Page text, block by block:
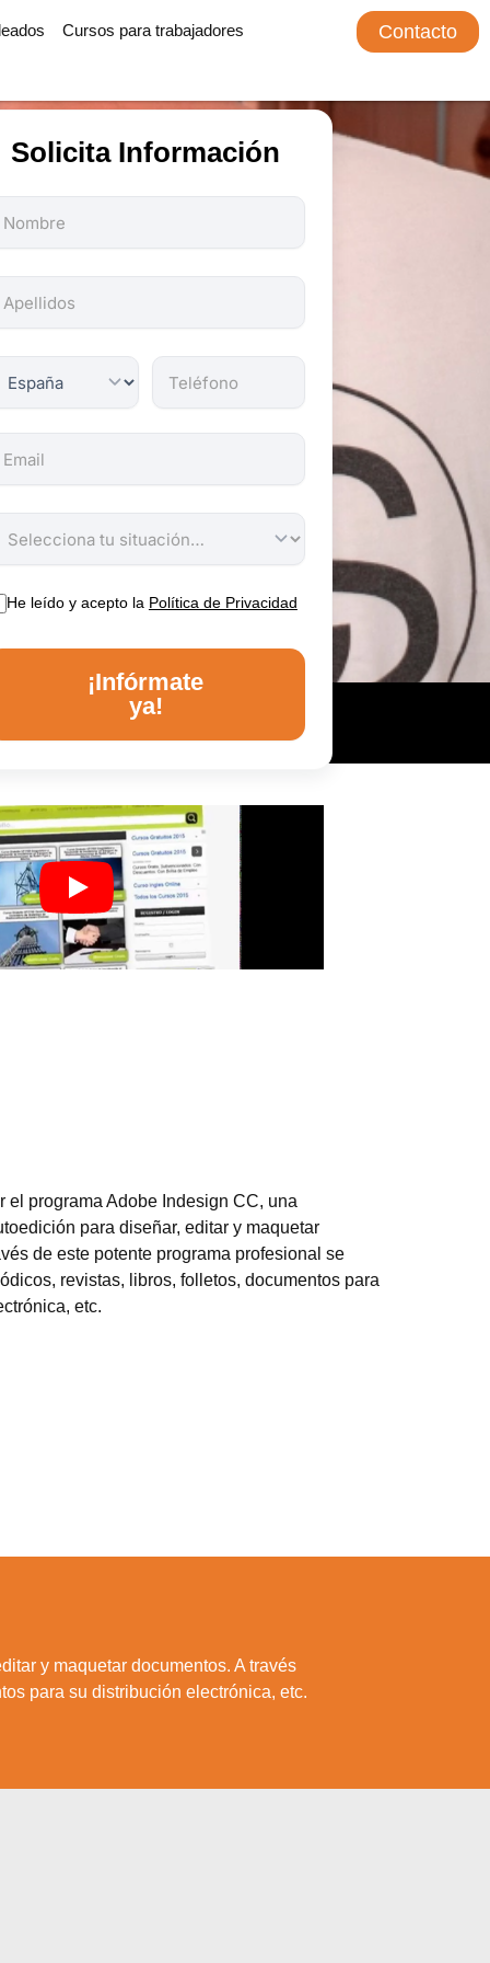
Cursos para trabajadores Contacto
Solicita Información
He leído y acepto la Política de Privacidad
¡Infórmate
ya!
el programa Adobe Indesign CC, una
para diseñar, editar y maquetar
de este potente programa profesional se
revistas, libros, folletos, documentos para
etc.
y maquetar documentos. A través
para su distribución electrónica, etc.